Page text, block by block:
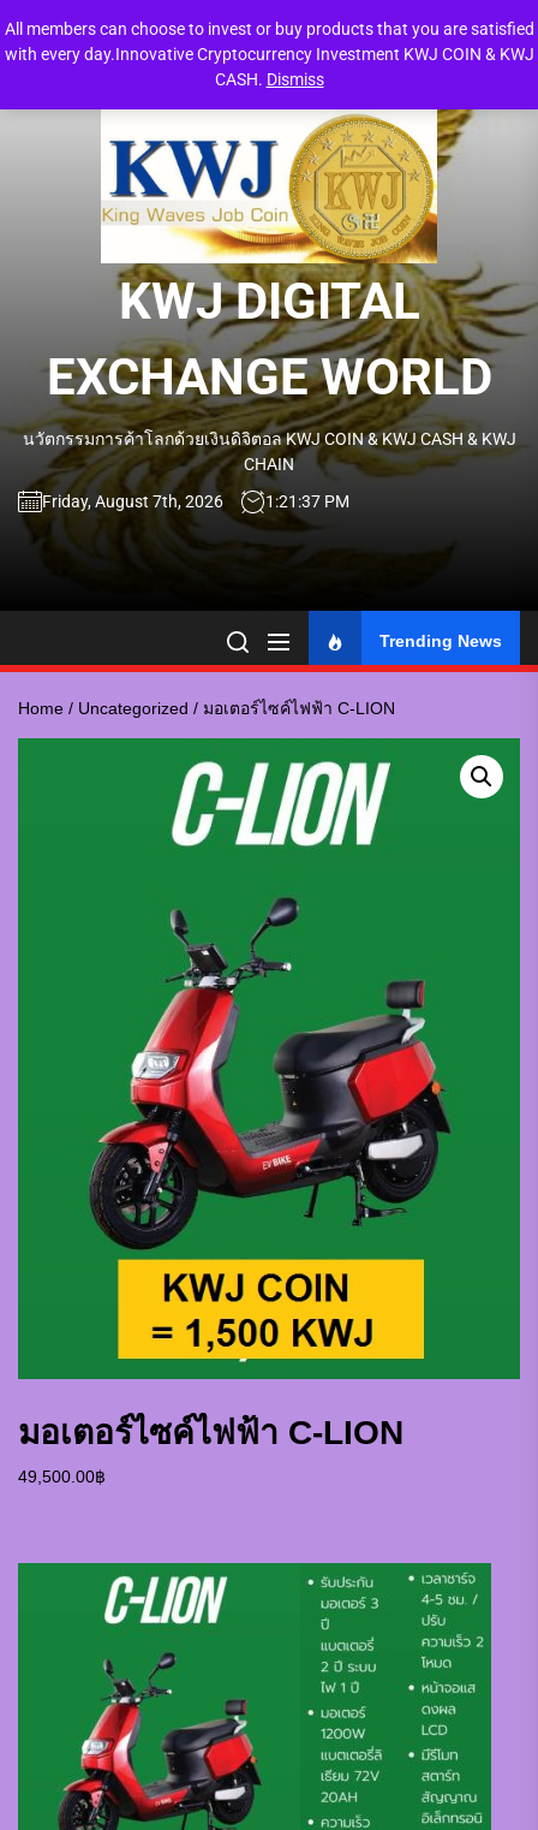
All members can choose to invest or buy products that you are satisfied
with every day.Innovative Cryptocurrency Investment KWJ COIN & KWJ
CASH. Dismiss
to
KWJ DIGITAL
EXCHANGE WORLD
นวัตกรรมการค้าโลกด้วยเงินดิจิตอล KWJ COIN & KWJ CASH & KWJ
CHAIN
Friday, August 7th, 2026
1:21:38 PM
Trending News
Home / Uncategorized / มอเตอร์ไซค์ไฟฟ้า C-LION
มอเตอร์ไซค์ไฟฟ้า C-LION
49,500.00฿